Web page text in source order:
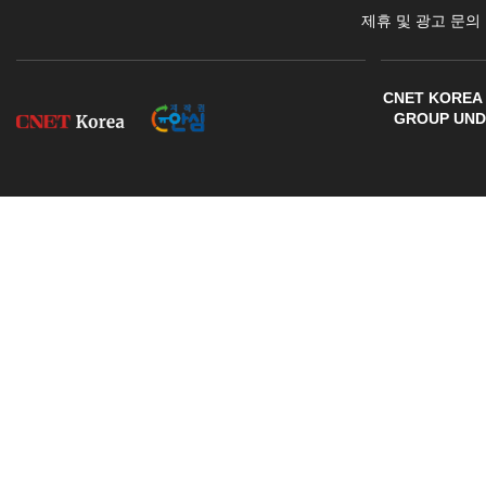
제휴 및 광고 문의
CNET
GROUP